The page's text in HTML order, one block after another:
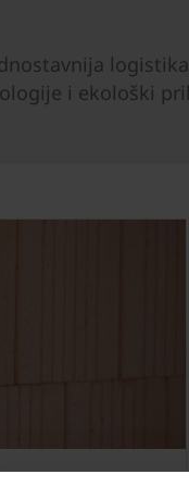
i ekološki